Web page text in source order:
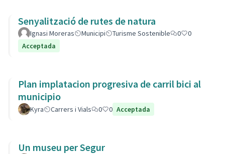
Senyalització de rutes de natura
Ignasi Moreras Municipi Turisme Sostenible 0
0
Acceptada
Plan implatacion progresiva de carril bici al
municipio
Kyra Carrers i Vials 0 0 Acceptada
Un museu per Segur